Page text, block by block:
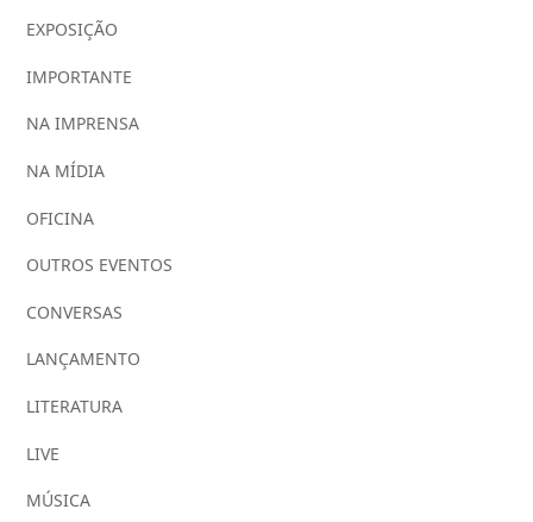
EXPOSIÇÃO
IMPORTANTE
NA IMPRENSA
NA MÍDIA
OFICINA
OUTROS EVENTOS
CONVERSAS
LANÇAMENTO
LITERATURA
LIVE
MÚSICA